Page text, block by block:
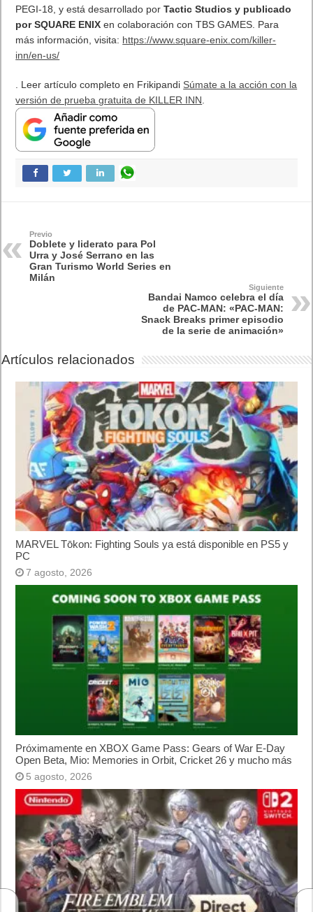
PEGI-18, y está desarrollado porTactic Studios y publicado
por SQUARE ENIX en colaboración con TBS GAMES. Para
más información, visita: https://www.square-enix.com/killer-
inn/en-us/
. Leer artículo completo en Frikipandi Súmate a la acción con la
versión de prueba gratuita de KILLER INN
Previo
Doblete y liderato para Pol
Urra y José Serrano en las
Gran Turismo World Series en
Milán
Siguiente
Bandai Namco celebra el día
de PAC-MAN: «PAC-MAN:
Snack Breaks primer episodio
de la serie de animación»
Artículos relacionados
MARVEL Tōkon: Fighting Souls ya está disponible en PS5 y
PC
7 agosto, 2026
Próximamente en XBOX Game Pass: Gears of War E-Day
Open Beta, Mio: Memories in Orbit, Cricket 26 y mucho más
5 agosto, 2026